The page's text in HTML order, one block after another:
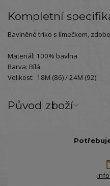
Kompletní
Bavlněné triko s límečkem,
Materiál: 100% bavlna
Barva: Bílá
Velikost: 18M (86) / 24M (92)
Původ zboží